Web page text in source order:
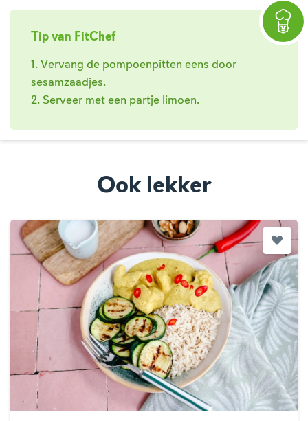
Tip van FitChef
1. Vervang de pompoenpitten eens door
sesamzaadjes.
2. Serveer met een partje limoen.
Ook lekker